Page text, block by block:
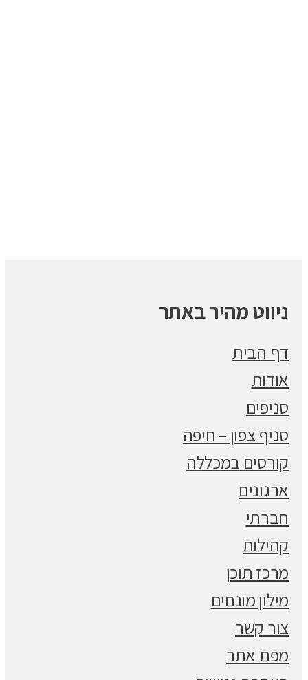
ניווט מהיר באתר
דף הבית
אודות
סניפים
סניף צפון – חיפה
קורסים במכללה
ארגונים
חברתי
קהילות
מרכז תוכן
מילון מונחים
צור קשר
מפת אתר